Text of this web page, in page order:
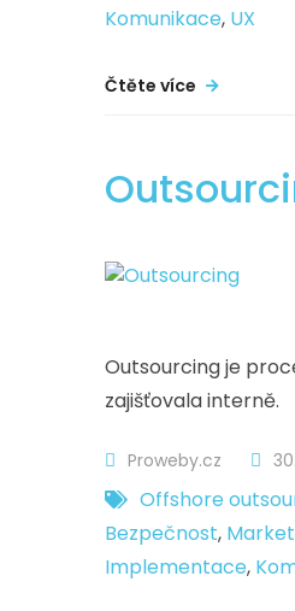
Komunikace, UX
Čtěte více
Outsourcing je
zajišťovala interně.
Proweby.cz
Offshore
Bezpečnost,
Implementace,